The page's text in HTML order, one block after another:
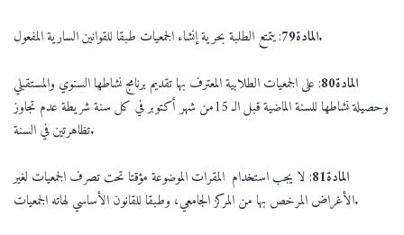
المادة79
: يتمتع الطلبة بحرية إنشاء الجمعيات طبقا للقوانين السارية المفعول.
المادة80: على الجمعيات الطلابية المعترف بها تقديم برنامج نشاطها السنوي والمستقبلي
وحصيلة نشاطها للسنة الماضية قبل الـ 15من شهر أكتوبر في كل سنة شريطة عدم تجاوز
تظاهرتين في السنة.
المادة81: لا يجب استخدام المقرات الموضوعة مؤقتا تحت تصرف الجمعيات لغير
الأغراض المرخص بها من المركز الجامعي، وطبقا للقانون الأساسي لهاته الجمعيات.